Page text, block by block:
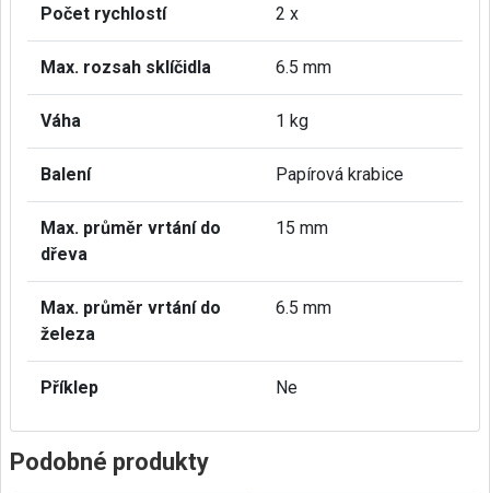
Počet rychlostí 2 x
Max. rozsah sklíčidla 6.5 mm
Váha 1 kg
Balení Papírová krabice
Max. průměr vrtání do
dřeva
15 mm
Max. průměr vrtání do
železa
6.5 mm
Příklep Ne
Podobné produkty